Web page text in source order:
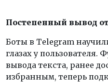
Постепенный вывод
Боты в Telegram
глазах у пользователя.
вывода текста, ранее
избранным, теперь